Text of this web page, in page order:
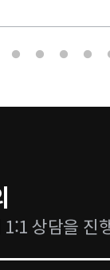
상담을 진